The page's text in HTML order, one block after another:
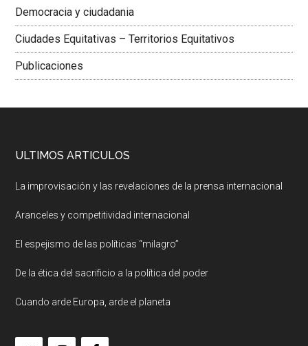
Democracia y ciudadania
Ciudades Equitativas – Territorios Equitativos
Publicaciones
ULTIMOS ARTICULOS
La improvisación y las revelaciones de la prensa internacional
Aranceles y competitividad internacional
El espejismo de las políticas “milagro”
De la ética del sacrificio a la política del poder
Cuando arde Europa, arde el planeta